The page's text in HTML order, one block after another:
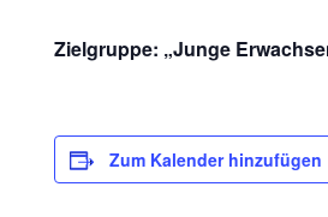
Zielgruppe: „Junge
Zum Kalender hinzufügen